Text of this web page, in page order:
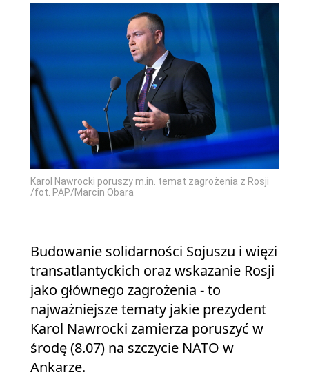
Karol Nawrocki poruszy m.in. temat zagrożenia z Rosji
/fot. PAP/Marcin Obara
Budowanie solidarności Sojuszu i więzi
transatlantyckich oraz wskazanie Rosji
jako głównego zagrożenia - to
najważniejsze tematy jakie prezydent
Karol Nawrocki zamierza poruszyć w
środę (8.07) na szczycie NATO w
Ankarze.